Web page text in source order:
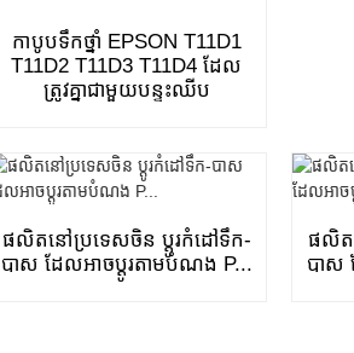
កាបូបទឹកថ្នាំ EPSON T11D1
T11D2 T11D3 T11D4 ដែល
ត្រូវគ្នាជាមួយបន្ទះឈីប
ផលិតនៅប្រទេសចិន ប្តូរកំដៅទឹក-
បាស ដែលអាចប្ដូរតាមបំណង P...
ផលិត
បាស